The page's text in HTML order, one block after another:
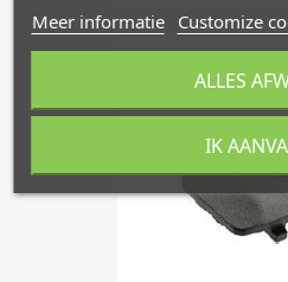
Meer informatie Customize
ALLES
IK